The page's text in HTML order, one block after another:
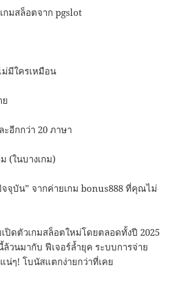
กมสล็อตจาก pgslot
มีใครเหมือน
อีกกว่า 20 ภาษา
(ในบางเกม)
จจุบัน” จากค่ายเกม bonus888 ที่คุณไม่
ปิดตัวเกมสล็อตใหม่โดยตลอดทั้งปี 2025
วนมากับ ฟีเจอร์ล้ำยุค ระบบการจ่าย
น่ๆ! โบนัสแตกง่ายกว่าที่เคย